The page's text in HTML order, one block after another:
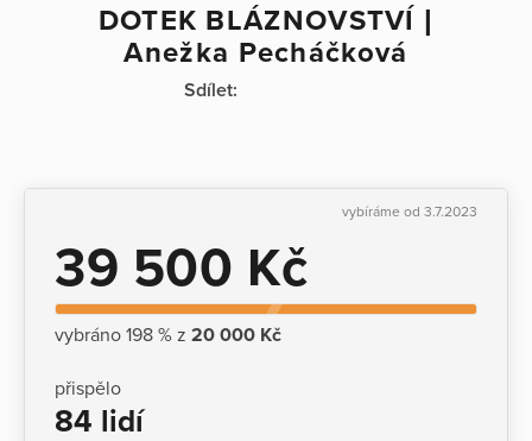
DOTEK BLÁZNOVSTVÍ |
Anežka Pecháčková
Sdílet:
vybíráme od 3.7.2023
39 500 Kč
vybráno 198 % z 20 000 Kč
přispělo
84 lidí